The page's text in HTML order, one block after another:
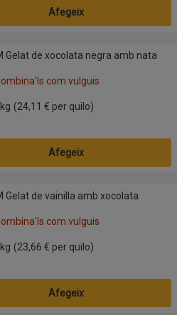
Afegeix
amb nata
Gelat de xocolata negra amb nata
com vulguis
(24,11 € per quilo)
Afegeix
Gelat de vainilla amb xocolata
com vulguis
(23,66 € per quilo)
Afegeix